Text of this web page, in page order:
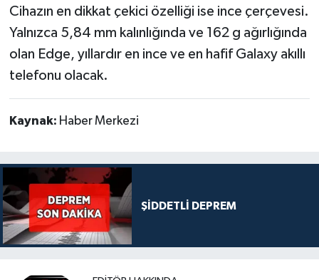
Cihazın en dikkat çekici özelliği ise ince çerçevesi.
Yalnızca 5,84 mm kalınlığında ve 162 g ağırlığında
olan Edge, yıllardır en ince ve en hafif Galaxy akıllı
telefonu olacak.
Kaynak: Haber Merkezi
ŞİDDETLİ DEPREM